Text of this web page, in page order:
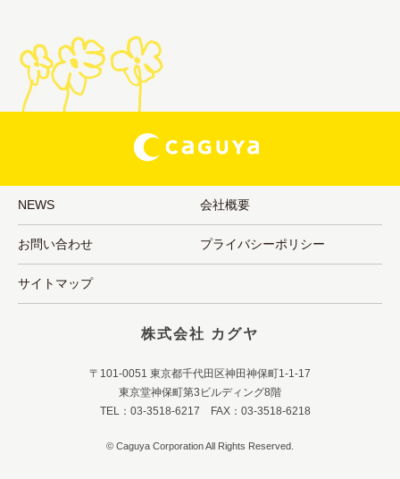
NEWS 会社概要
お問い合わせ プライバシーポリシー
サイトマップ
株式会社 カグヤ
〒101-0051 東京都千代田区神田神保町1-1-17
東京堂神保町第3ビルディング8階
TEL：03-3518-6217 FAX：03-3518-6218
© Caguya Corporation All Rights Reserved.